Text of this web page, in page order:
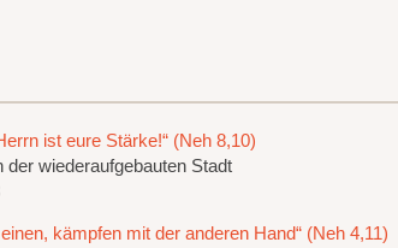
ist eure Stärke!“ (Neh 8,10)
der wiederaufgebauten Stadt
kämpfen mit der anderen Hand“ (Neh 4,11)